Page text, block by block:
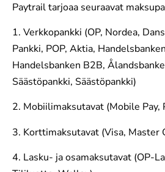
Paytrail tarjoaa seuraavat
1. Verkkopankki (OP, Nordea,
Pankki, POP, Aktia,
Handelsbanken B2B,
Säästöpankki, Säästöpankki)
2. Mobiilimaksutavat (Mobile Pay,
3. Korttimaksutavat (Visa, Master
4. Lasku- ja osamaksutavat (OP-